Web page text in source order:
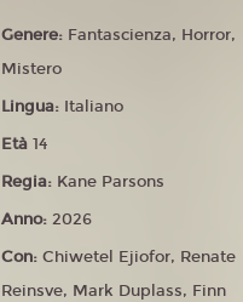
Genere: Fantascienza, Horror,
Mistero
Lingua: Italiano
Età14
Regia: Kane Parsons
Anno:2026
Con:Chiwetel Ejiofor, Renate
Reinsve, Mark Duplass, Finn